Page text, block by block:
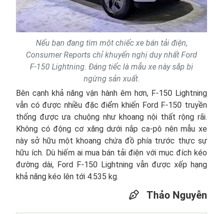
Nếu bạn đang tìm một chiếc xe bán tải điện,
Consumer Reports chỉ khuyến nghị duy nhất Ford
F-150 Lightning. Đáng tiếc là mẫu xe này sắp bị
ngừng sản xuất.
Bên cạnh khả năng vận hành êm hơn, F-150 Lightning
vẫn có được nhiều đặc điểm khiến Ford F-150 truyền
thống được ưa chuộng như khoang nội thất rộng rãi.
Không có động cơ xăng dưới nắp ca-pô nên mẫu xe
này sở hữu một khoang chứa đồ phía trước thực sự
hữu ích. Dù hiếm ai mua bán tải điện với mục đích kéo
đường dài, Ford F-150 Lightning vẫn được xếp hạng
khả năng kéo lên tới 4.535 kg.
Thảo Nguyễn